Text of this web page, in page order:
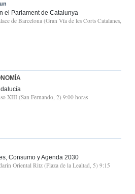
el Parlament de Catalunya
de Barcelona (Gran Vía de les Corts Catalanes,
XIII (San Fernando, 2) 9:00 horas
Consumo y Agenda 2030
Oriental Ritz (Plaza de la Lealtad, 5) 9:15